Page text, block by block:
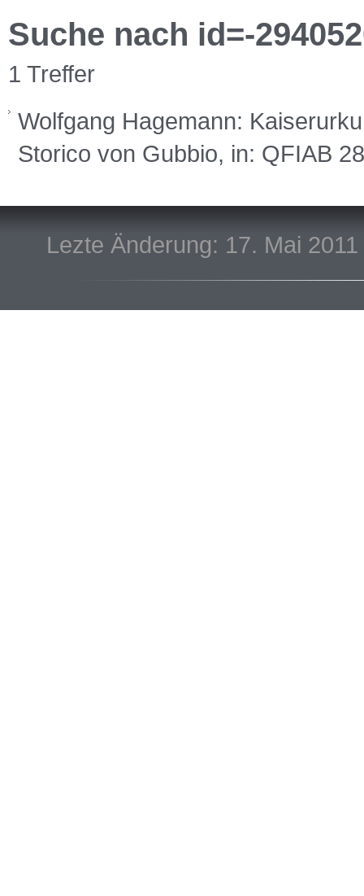
Suche nach id=-
1 Treffer
Wolfgang Hagemann:
Storico von Gubbio, in: QFIAB
Lezte Änderung: 17. Mai